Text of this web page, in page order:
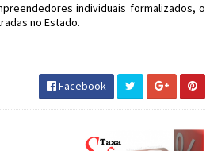
individuais formalizados, o
no Estado.
Facebook